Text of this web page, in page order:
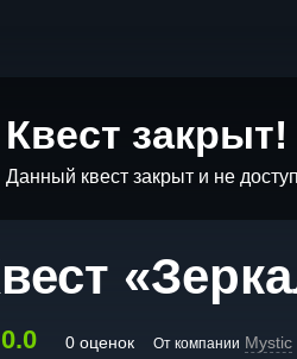
Квест закрыт!
Данный квест закрыт и не
0.0 0 оценок От компании Mystic